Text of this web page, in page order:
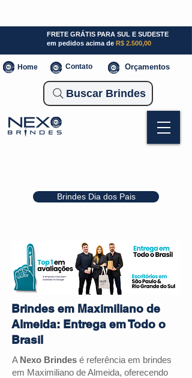
Brindes Dia dos Pais
FRETE GRÁTIS PARA SUL E SUDESTE
em pedidos acima de R$ 2.500,00
Home Contato Orçamentos
Buscar Brindes
Brindes em Maximiliano de
Almeida: Entrega em Todo o
Brasil
A Nexo Brindes é referência em brindes
em Maximiliano de Almeida, oferecendo